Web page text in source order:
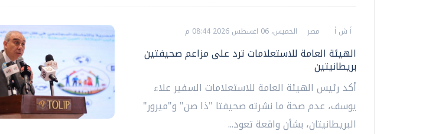
أ ش أ مصر الخميس، 06 اغسطس 2026 08:44 م
الهيئة العامة للاستعلامات ترد على مزاعم صحيفتين
بريطانيتين
أكد رئيس الهيئة العامة للاستعلامات السفير علاء
يوسف، عدم صحة ما نشرته صحيفتا "ذا صن" و"ميرور"
البريطانيتان، بشأن واقعة تعود...